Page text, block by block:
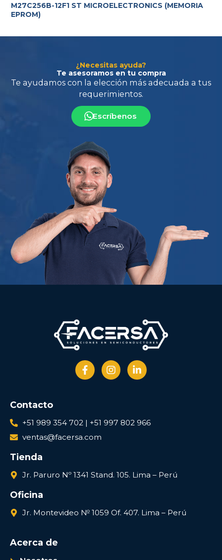
M27C256B-12F1 ST MICROELECTRONICS (MEMORIA
EPROM)
¿Necesitas ayuda?
Te asesoramos en tu compra
Escríbenos
Contacto
+51 989 354 702 | +51 997 802 966
ventas@facersa.com
Tienda
Jr. Paruro Nº 1341 Stand. 105. Lima – Perú
Oficina
Jr. Montevideo № 1059 Of. 407. Lima – Perú
Acerca de